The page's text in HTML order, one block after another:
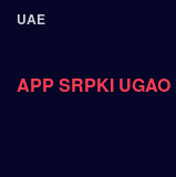
UAE
APP SRPKI UGAO